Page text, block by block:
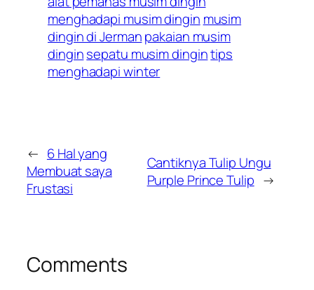
menghadapi musim dingin musim
dingin di Jermanpakaian musim
dinginsepatu musim dingintips
menghadapi winter
← 6 Hal yang
Membuat saya
Frustasi
Cantiknya Tulip Ungu
Purple Prince Tulip →
Comments